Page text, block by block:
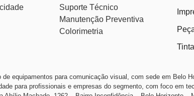
Suporte Técnico
Manutenção Preventiva
Colorimetria
equipamentos para comunicação visual, com sede em Belo
para profissionais e empresas do segmento, com foco em